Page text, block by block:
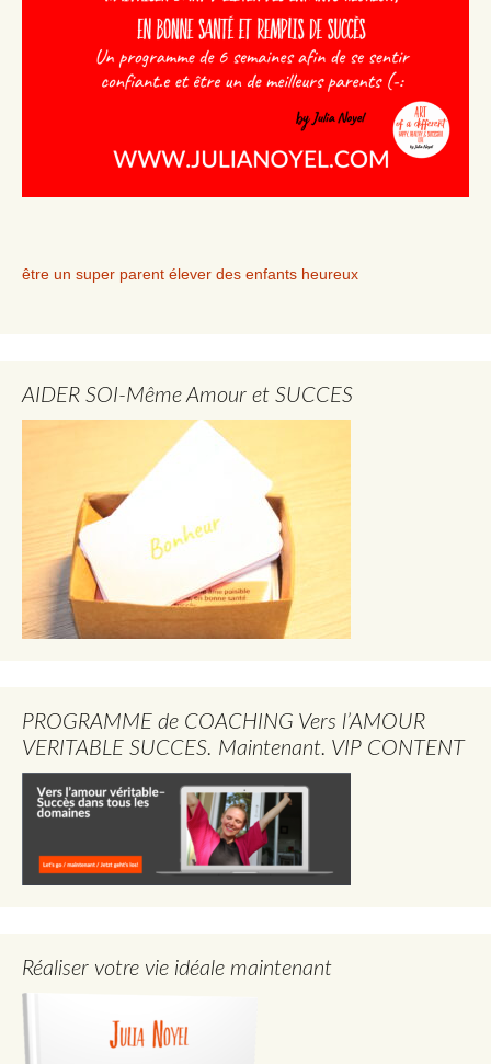
être un super parent élever des enfants heureux
AIDER SOI-Même Amour et SUCCES
PROGRAMME de COACHING Vers l’AMOUR
VERITABLE SUCCES. Maintenant. VIP CONTENT
Réaliser votre vie idéale maintenant